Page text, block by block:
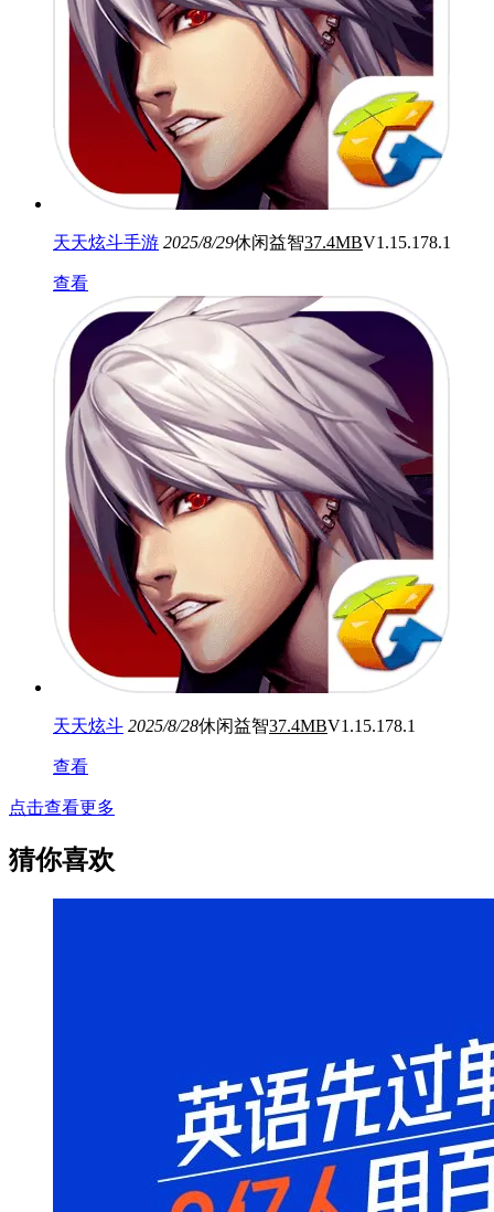
天天炫斗手游 2025/8/29休闲益智37.4MBV1.15.178.1
查看
天天炫斗 2025/8/28休闲益智37.4MBV1.15.178.1
查看
点击查看更多
猜你喜欢